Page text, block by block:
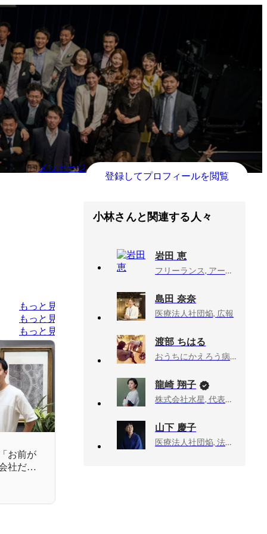
メッセージ
登録してプロフィールを閲覧
もっと見る
もっと見る
もっと見る
お前が
社だっ
小林さんと関連する人々
岩田 恵
フリーランス, アートディレクター / プランナー
島田 奈奈
医療法人社団焔, 広報
渡部 ちはる
おうちにかえろう病院, おうち事業推進部（採用広報チーム）/なかま園/HOMURA COFFEE：マネージャー
龍崎 翔子
株式会社水星, 代表取締役
山下 慶子
医療法人社団焔, 法人本部INFOチーム